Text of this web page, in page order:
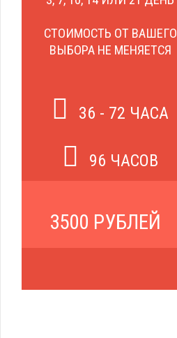
СТОИМОСТЬ ОТ ВАШЕГО
ВЫБОРА НЕ МЕНЯЕТСЯ
36 - 72 ЧАСА
96 ЧАСОВ
3500 РУБЛЕЙ